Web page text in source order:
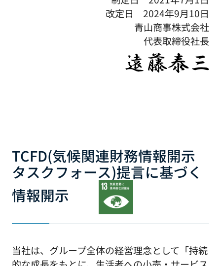
改定日 2024年9月10日
青山商事株式会社
代表取締役社長
TCFD(気候関連財務情報開示
タスクフォース)提言に基づく
情報開示
当社は、グループ全体の経営理念として「持続